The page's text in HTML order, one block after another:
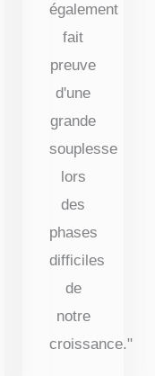
également
fait
preuve
d'une
grande
souplesse
lors
des
phases
difficiles
de
notre
croissance."